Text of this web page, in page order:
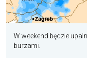
W weekend będzie
burzami.